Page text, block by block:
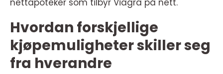
nettapoteker som tilbyr Viagra på nett.
Hvordan forskjellige
kjøpemuligheter skiller seg
fra hverandre